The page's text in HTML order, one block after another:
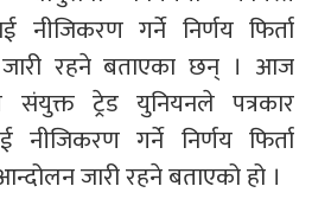
नीजिकरण गर्ने निर्णय फिर्ता
रहने बताएका छन् । आज
ट्रेड युनियनले पत्रकार
नीजिकरण गर्ने निर्णय फिर्ता
जारी रहने बताएको हो ।